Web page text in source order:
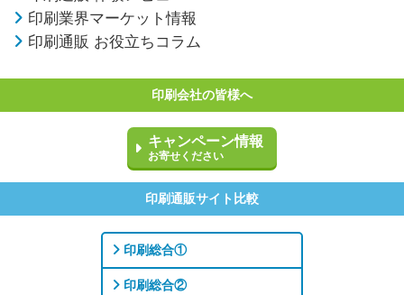
印刷業界マーケット情報
印刷通販 お役立ちコラム
印刷会社の皆様へ
キャンペーン情報
お寄せください
印刷通販サイト比較
印刷総合①
印刷総合②